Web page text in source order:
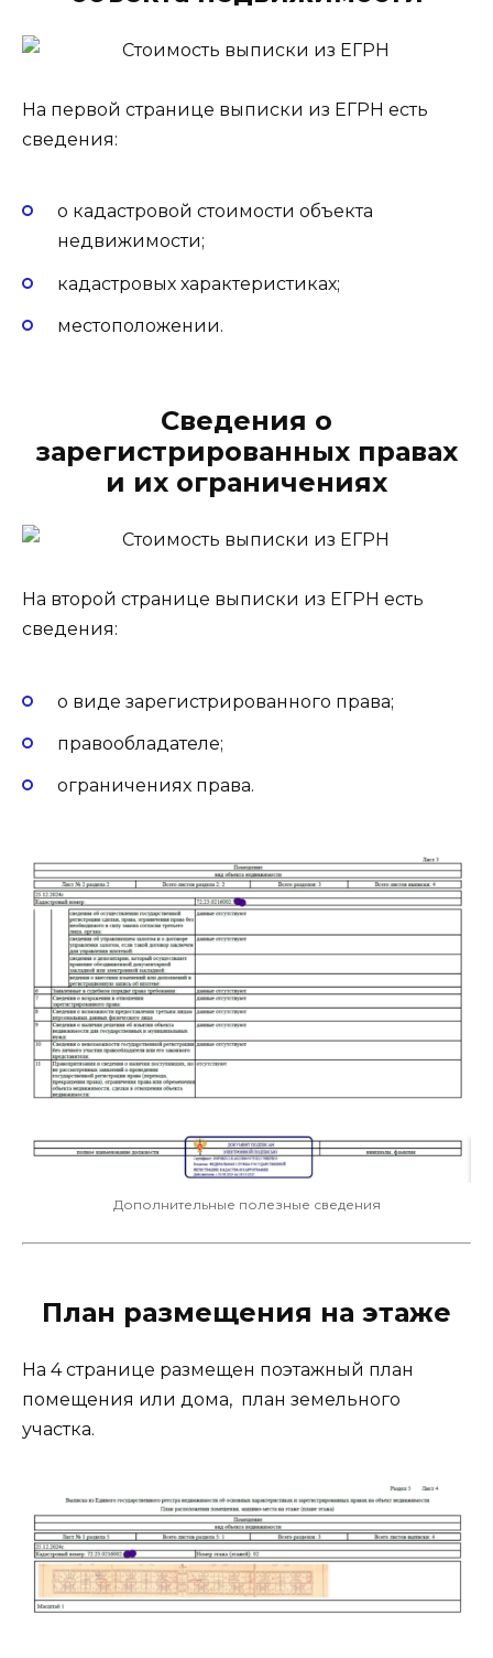
На первой странице выписки из ЕГРН есть
сведения:
о кадастровой стоимости объекта
недвижимости;
кадастровых характеристиках;
местоположении.
Сведения о
зарегистрированных правах
и их ограничениях
На второй странице выписки из ЕГРН есть
сведения:
о виде зарегистрированного права;
правообладателе;
ограничениях права.
Дополнительные полезные сведения
План размещения на этаже
На 4 странице размещен поэтажный план
помещения или дома, план земельного
участка.